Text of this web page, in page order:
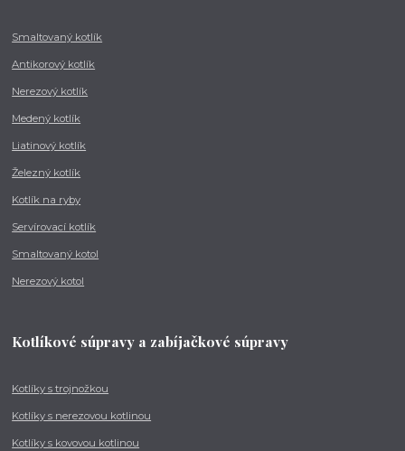
Smaltovaný kotlík
Antikorový kotlík
Nerezový kotlík
Medený kotlík
Liatinový kotlík
Železný kotlík
Kotlík na ryby
Servírovací kotlík
Smaltovaný kotol
Nerezový kotol
Kotlíkové súpravy a zabíjačkové súpravy
Kotlíky s trojnožkou
Kotlíky s nerezovou kotlinou
Kotlíky s kovovou kotlinou